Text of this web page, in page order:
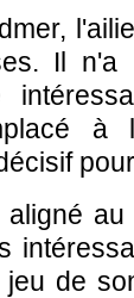
Il
aligné
de